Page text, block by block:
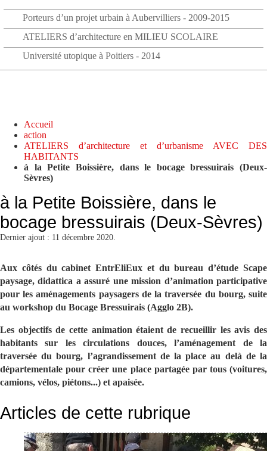
Porteurs d’un projet urbain à Aubervilliers - 2009-2015
ATELIERS d’architecture en MILIEU SCOLAIRE
Université utopique à Poitiers - 2014
Accueil
action
ATELIERS d’architecture et d’urbanisme AVEC DES
HABITANTS
à la Petite Boissière, dans le bocage bressuirais (Deux-
Sèvres)
à la Petite Boissière, dans le
bocage bressuirais (Deux-Sèvres)
Dernier ajout : 11 décembre 2020.
Aux côtés du cabinet EntrEliEux et du bureau d’étude Scape
paysage, didattica a assuré une mission d’animation participative
pour les aménagements paysagers de la traversée du bourg, suite
au workshop du Bocage Bressuirais (Agglo 2B).
Les objectifs de cette animation étaient de recueillir les avis des
habitants sur les circulations douces, l’aménagement de la
traversée du bourg, l’agrandissement de la place au delà de la
départementale pour créer une place partagée par tous (voitures,
camions, vélos, piétons...) et apaisée.
Articles de cette rubrique